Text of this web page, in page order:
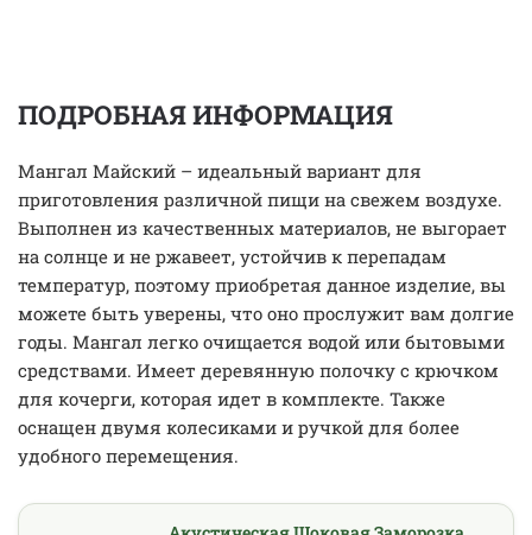
ПОДРОБНАЯ ИНФОРМАЦИЯ
Мангал Майский – идеальный вариант для
приготовления различной пищи на свежем воздухе.
Выполнен из качественных материалов, не выгорает
на солнце и не ржавеет, устойчив к перепадам
температур, поэтому приобретая данное изделие, вы
можете быть уверены, что оно прослужит вам долгие
годы. Мангал легко очищается водой или бытовыми
средствами. Имеет деревянную полочку с крючком
для кочерги, которая идет в комплекте. Также
оснащен двумя колесиками и ручкой для более
удобного перемещения.